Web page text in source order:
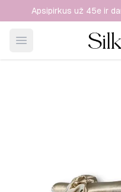
Apsipirkus už 45e ir
Open main menu